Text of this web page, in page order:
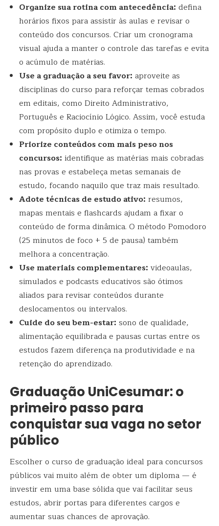
Organize sua rotina com antecedência: defina
horários fixos para assistir às aulas e revisar o
conteúdo dos concursos. Criar um cronograma
visual ajuda a manter o controle das tarefas e evita
o acúmulo de matérias.
Use a graduação a seu favor: aproveite as
disciplinas do curso para reforçar temas cobrados
em editais, como Direito Administrativo,
Português e Raciocínio Lógico. Assim, você estuda
com propósito duplo e otimiza o tempo.
Priorize conteúdos com mais peso nos
concursos: identifique as matérias mais cobradas
nas provas e estabeleça metas semanais de
estudo, focando naquilo que traz mais resultado.
Adote técnicas de estudo ativo: resumos,
mapas mentais e flashcards ajudam a fixar o
conteúdo de forma dinâmica. O método Pomodoro
(25 minutos de foco + 5 de pausa) também
melhora a concentração.
Use materiais complementares: videoaulas,
simulados e podcasts educativos são ótimos
aliados para revisar conteúdos durante
deslocamentos ou intervalos.
Cuide do seu bem-estar: sono de qualidade,
alimentação equilibrada e pausas curtas entre os
estudos fazem diferença na produtividade e na
retenção do aprendizado.
Graduação UniCesumar: o
primeiro passo para
conquistar sua vaga no setor
público
Escolher o curso de graduação ideal para concursos
públicos vai muito além de obter um diploma — é
investir em uma base sólida que vai facilitar seus
estudos, abrir portas para diferentes cargos e
aumentar suas chances de aprovação.